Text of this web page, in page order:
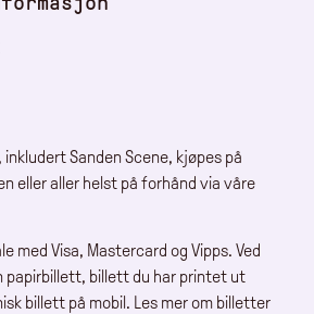
Sanden Scene, kjøpes på
eller aller helst på forhånd via våre
med Visa, Mastercard og Vipps. Ved
papirbillett, billett du har printet ut
billett på mobil. Les mer om billetter